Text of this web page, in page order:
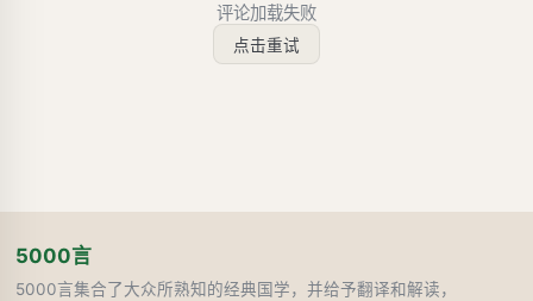
评论加载失败
点击重试
5000言
5000言集合了大众所熟知的经典国学，并给予翻译和解读，